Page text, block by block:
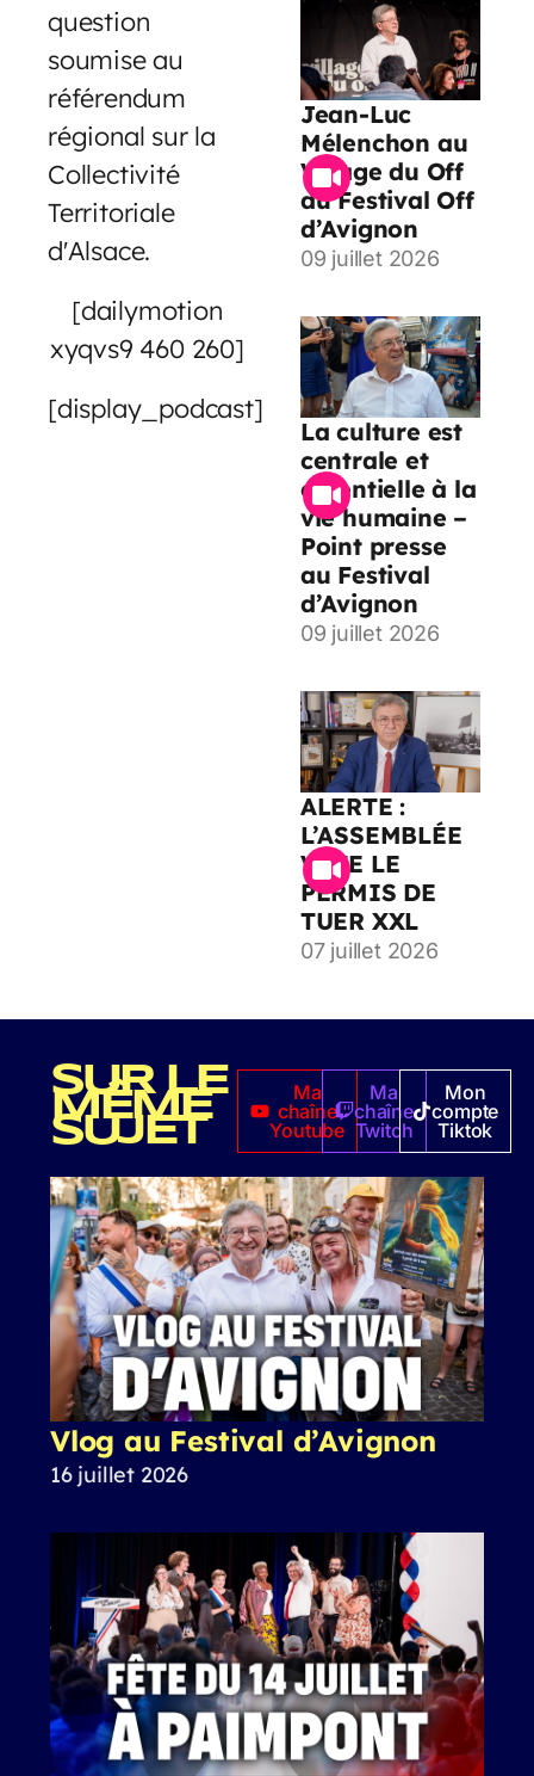
question
soumise au
référendum
régional sur la
Collectivité
Territoriale
d'Alsace.
[dailymotion
xyqvs9 460 260]
[display_podcast]
Jean-Luc
Mélenchon au
Village du Off
du Festival Off
d’Avignon
09 juillet 2026
La culture est
centrale et
essentielle à la
vie humaine –
Point presse
au Festival
d’Avignon
09 juillet 2026
ALERTE :
L’ASSEMBLÉE
VOTE LE
PERMIS DE
TUER XXL
07 juillet 2026
SUR LE
MÊME
SUJET
Ma
chaîne
Youtube
Ma
chaîne
Twitch
Mon
compte
Tiktok
Vlog au Festival d’Avignon
16 juillet 2026